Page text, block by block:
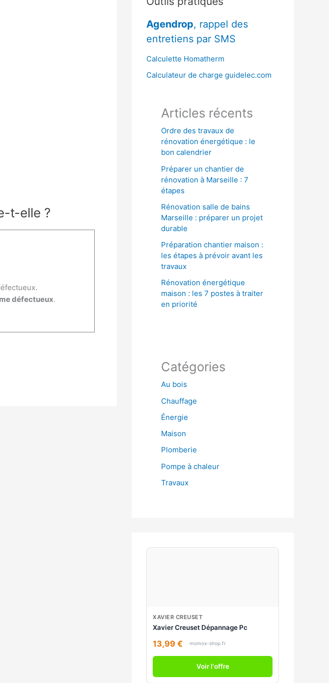
t-elle ?
défectueux.
c
h
e
r
Agendrop, rappel des
entretiens par SMS
Calculette Homatherm
Calculateur de charge guidelec.com
Articles récents
Ordre des travaux de
rénovation énergétique : le
bon calendrier
Préparer un chantier de
rénovation à Marseille : 7
étapes
Rénovation salle de bains
Marseille : préparer un projet
durable
Préparation chantier maison :
les étapes à prévoir avant les
travaux
Rénovation énergétique
maison : les 7 postes à traiter
en priorité
Catégories
Au bois
Chauffage
Énergie
Maison
Plomberie
Pompe à chaleur
Travaux
XAVIER CREUSET
Xavier Creuset Dépannage Pc
13,99 € momox-shop.fr
Voir l'offre